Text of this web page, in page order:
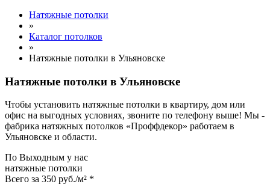
Натяжные потолки
»
Каталог потолков
»
Натяжные потолки в Ульяновске
Натяжные потолки в Ульяновске
Чтобы установить натяжные потолки в квартиру, дом или
офис на выгодных условиях, звоните по телефону выше! Мы -
фабрика натяжных потолков «Проффдекор» работаем в
Ульяновске и области.
По Выходным у нас
натяжные потолки
Всего за 350 руб./м² *